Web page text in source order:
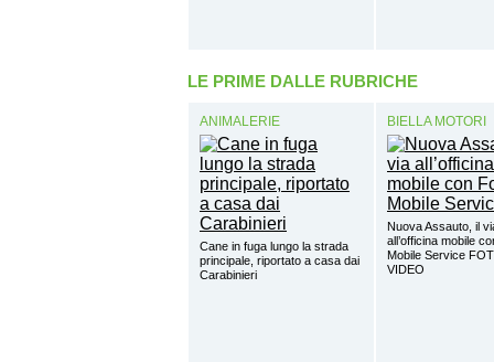
LE PRIME DALLE RUBRICHE
ANIMALERIE
Cane in fuga lungo la strada
principale, riportato a casa dai
Carabinieri
BIELLA MOTORI
Nuova Assauto, il
all’officina mobile
Mobile Service
VIDEO